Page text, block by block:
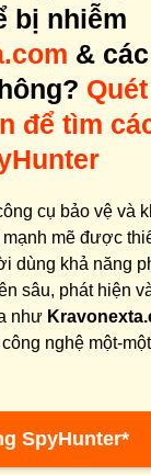
bị nhiễm
&
để tìm
cụ bảo vệ và
mẽ được
dùng khả năng
sâu, phát hiện
như
nghệ một-
SpyHunter*